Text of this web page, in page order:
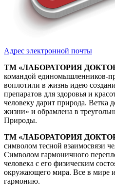
Адрес электронной почты
ТМ «ЛАБОРАТОРИЯ
командой единомышленников-
воплотили в жизнь идею
препаратов для здоровья и
человеку дарит природа. Ветка
жизни» и обрамлена в
Природы.
ТМ «ЛАБОРАТОРИЯ
символом тесной взаимосвязи
Символом гармоничного
человека с его физическим
окружающего мира. Все в мире
гармонию.